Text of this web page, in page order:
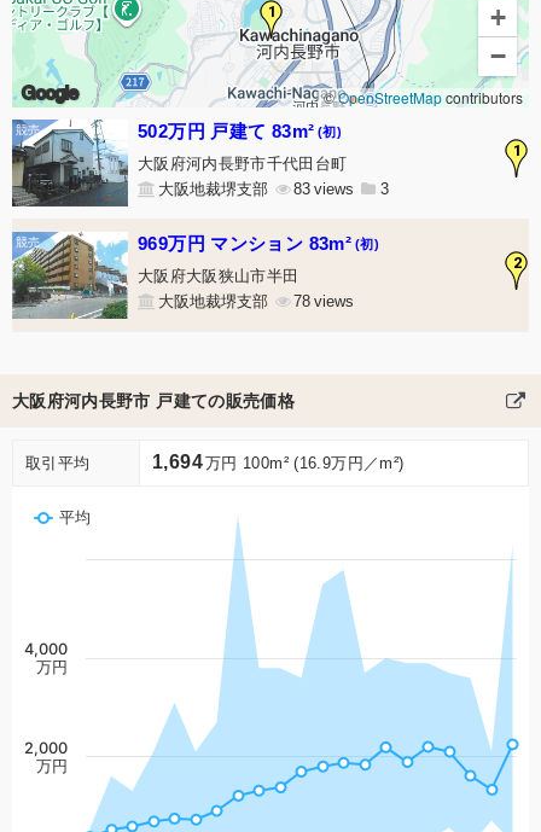
1
Google
+
−
©OpenStreetMapcontributors
1
502万円 戸建て 83m² (初)
大阪府河内長野市千代田台町
大阪地裁堺支部
83 3
2
969万円 マンション 83m² (初)
大阪府大阪狭山市半田
大阪地裁堺支部
78
大阪府河内長野市 戸建ての販売価格
取引平均 1,694万円 100m² (16.9万円／m²)
平均
2,000
万円
4,000
万円